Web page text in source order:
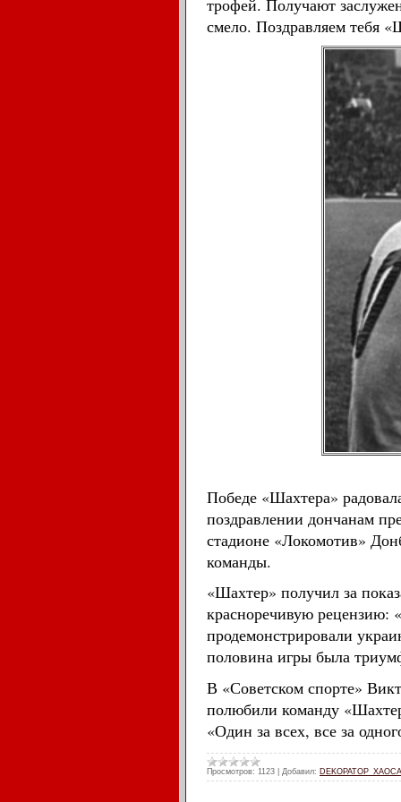
трофей. Получают
смело. Поздравляем тебя
Победе «Шахтера»
поздравлении дончанам
стадионе «Локомотив»
команды.
«Шахтер» получил за
красноречивую рецензию:
продемонстрировали
половина игры была
В «Советском спорте»
полюбили команду
«Один за всех, все за
Просмотров: 1123 Добавил: DEKOPATOP_XAOCA